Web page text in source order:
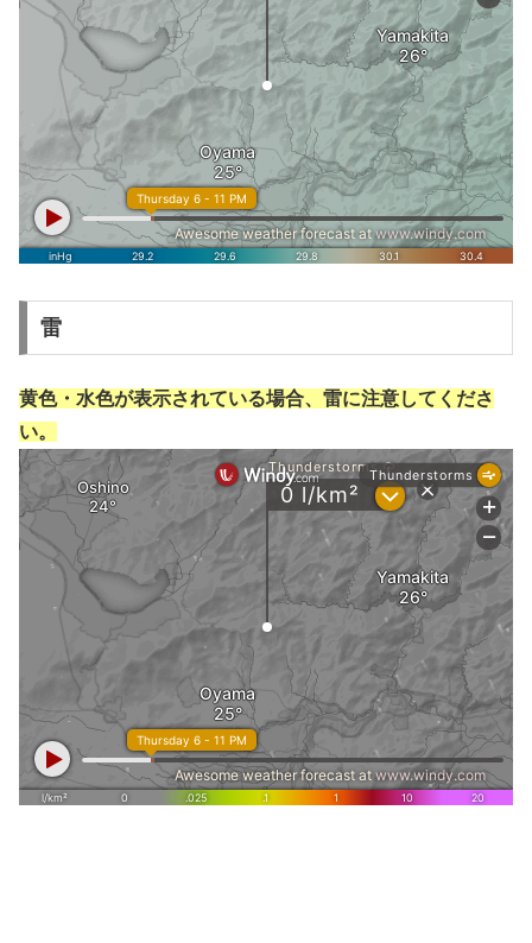
雷
黄色・水色が表示されている場合、雷に注意してくださ
い。